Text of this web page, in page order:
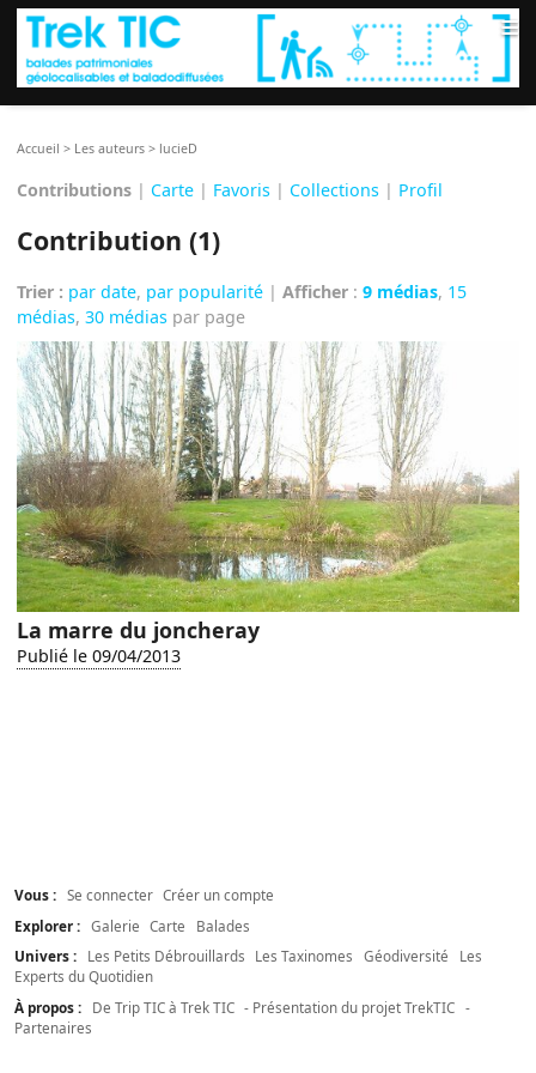
≡
Accueil > Les auteurs > lucieD
Contributions | Carte | Favoris | Collections | Profil
Contribution (1)
Trier : par date, par popularité |Afficher :9 médias, 15
médias,30 médias par page
La marre du joncheray
Publié le 09/04/2013
Vous : Se connecter Créer un compte
Explorer : Galerie Carte
Balades
Univers :
Les Petits Débrouillards Les Taxinomes Géodiversité
Les
Experts du Quotidien
À propos :
De Trip TIC à Trek TIC - Présentation du projet TrekTIC -
Partenaires